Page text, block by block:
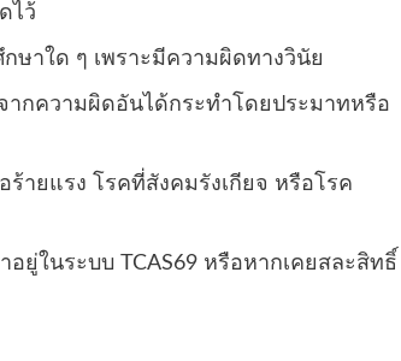
ไว้
ษาใด ๆ เพราะมีความผิดทางวินัย
กความผิดอันได้กระทำโดยประมาทหรือ
ายแรง โรคที่สังคมรังเกียจ หรือโรค
ยู่ในระบบ TCAS69 หรือหากเคยสละสิทธิ์